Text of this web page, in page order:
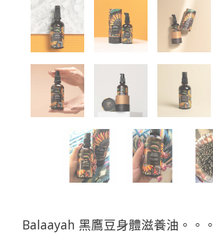
Balaayah 黑鷹豆身體滋養油。。。